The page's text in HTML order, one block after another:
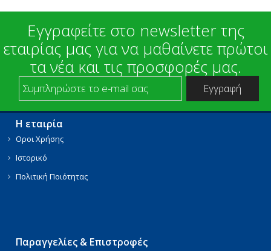
Εγγραφείτε στο newsletter της
εταιρίας μας για να μαθαίνετε πρώτοι
τα νέα και τις προσφορές μας.
Η εταιρία
Οροι Χρήσης
Ιστορικό
Πολιτική Ποιότητας
Παραγγελίες & Επιστροφές